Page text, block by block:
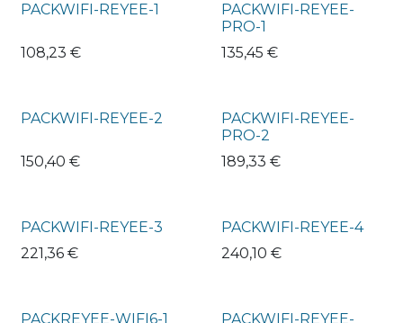
PACKWIFI-REYEE-1
108,23 €
PACKWIFI-REYEE-
PRO-1
135,45 €
PACKWIFI-REYEE-2
150,40 €
PACKWIFI-REYEE-
PRO-2
189,33 €
PACKWIFI-REYEE-3
221,36 €
PACKWIFI-REYEE-4
240,10 €
PACKREYEE-WIFI6-1
PACKWIFI-REYEE-